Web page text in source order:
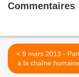
Commentaires
< 9 mars 2013 - Participez
à la chaîne humaine
l’arrêt du nucléaire